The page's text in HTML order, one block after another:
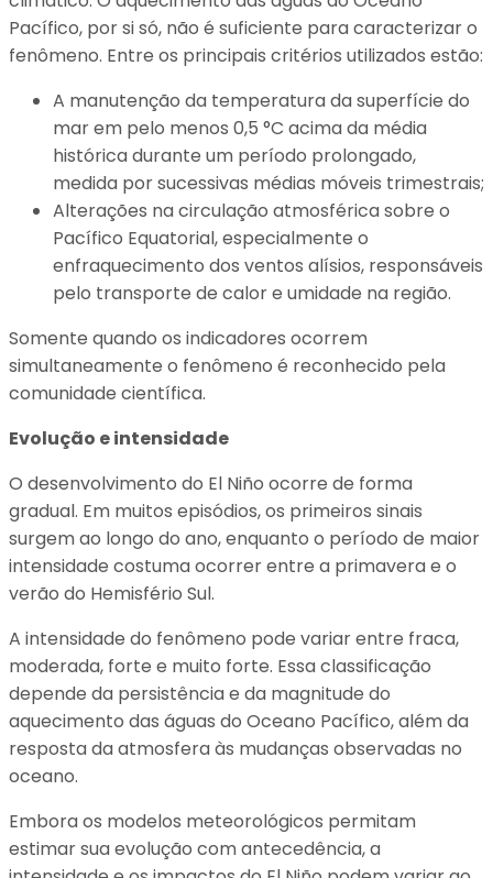
Pacífico, por si só, não é suficiente para caracterizar o
fenômeno. Entre os principais critérios utilizados estão:
A manutenção da temperatura da superfície do
mar em pelo menos 0,5 °C acima da média
histórica durante um período prolongado,
medida por sucessivas médias móveis trimestrais;
Alterações na circulação atmosférica sobre o
Pacífico Equatorial, especialmente o
enfraquecimento dos ventos alísios, responsáveis
pelo transporte de calor e umidade na região.
Somente quando os indicadores ocorrem
simultaneamente o fenômeno é reconhecido pela
comunidade científica.
Evolução e intensidade
O desenvolvimento do El Niño ocorre de forma
gradual. Em muitos episódios, os primeiros sinais
surgem ao longo do ano, enquanto o período de maior
intensidade costuma ocorrer entre a primavera e o
verão do Hemisfério Sul.
A intensidade do fenômeno pode variar entre fraca,
moderada, forte e muito forte. Essa classificação
depende da persistência e da magnitude do
aquecimento das águas do Oceano Pacífico, além da
resposta da atmosfera às mudanças observadas no
oceano.
Embora os modelos meteorológicos permitam
estimar sua evolução com antecedência, a